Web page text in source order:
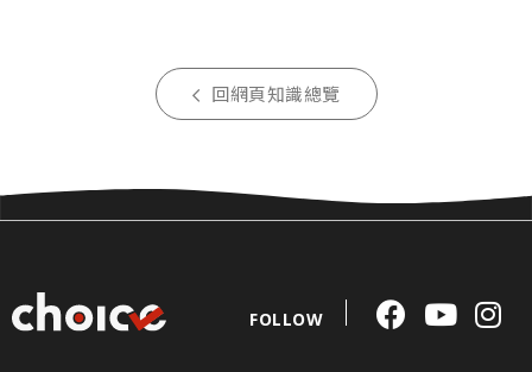
回網頁知識總覽
FOLLOW